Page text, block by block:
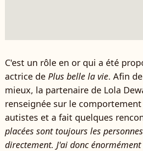
C'est un rôle en or qui a été
actrice de Plus belle la vie. Afin
mieux, la partenaire de Lola
renseignée sur le
autistes et a fait quelques
placées sont toujours les
directement. J'ai donc